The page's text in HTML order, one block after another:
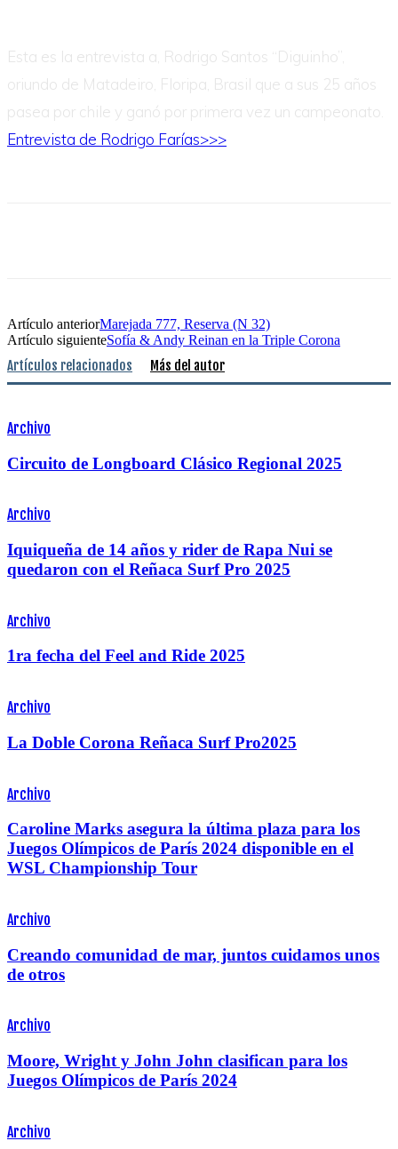
Esta es la entrevista a, Rodrigo Santos “Diguinho”,
oriundo de Matadeiro, Floripa, Brasil que a sus 25 años
pasea por chile y ganó por primera vez un campeonato.
Entrevista de Rodrigo Farías>>>
Artículo anteriorMarejada 777, Reserva (N 32)
Artículo siguienteSofía & Andy Reinan en la Triple Corona
Artículos relacionados Más del autor
Archivo
Circuito de Longboard Clásico Regional 2025
Archivo
Iquiqueña de 14 años y rider de Rapa Nui se
quedaron con el Reñaca Surf Pro 2025
Archivo
1ra fecha del Feel and Ride 2025
Archivo
La Doble Corona Reñaca Surf Pro2025
Archivo
Caroline Marks asegura la última plaza para los
Juegos Olímpicos de París 2024 disponible en el
WSL Championship Tour
Archivo
Creando comunidad de mar, juntos cuidamos unos
de otros
Archivo
Moore, Wright y John John clasifican para los
Juegos Olímpicos de París 2024
Archivo